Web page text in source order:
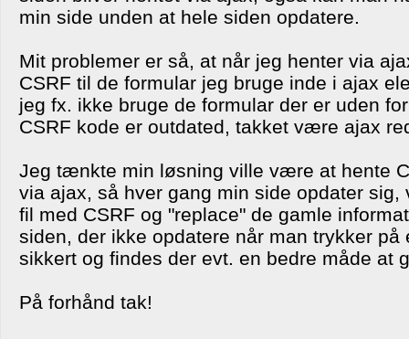
min side unden at hele siden opdatere.
Mit problemer er så, at når jeg henter via
CSRF til de formular jeg bruge inde i ajax
jeg fx. ikke bruge de formular der er uden
CSRF kode er outdated, takket være ajax
Jeg tænkte min løsning ville være at hente
via ajax, så hver gang min side opdater sig,
fil med CSRF og "replace" de gamle
siden, der ikke opdatere når man trykker på
sikkert og findes der evt. en bedre måde at
På forhånd tak!